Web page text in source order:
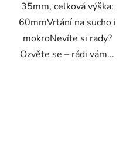
35mm, celková výška:
60mmVrtání na sucho i
mokroNevíte si rady?
Ozvěte se – rádi vám...